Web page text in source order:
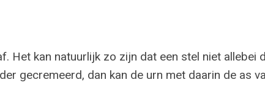
Het kan natuurlijk zo zijn dat een stel niet allebei
gecremeerd, dan kan de urn met daarin de as